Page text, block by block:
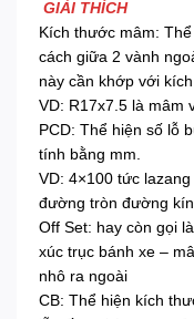
GIẢI THÍCH
Kích thước mâm:
cách giữa 2 vành
này cần khớp với
VD: R17x7.5 là mâm
PCD: Thể hiện số lỗ
tính bằng mm.
VD: 4×100 tức
đường tròn đường
Off Set: hay còn gọi
xúc trục bánh xe –
nhô ra ngoài
CB: Thể hiện kích